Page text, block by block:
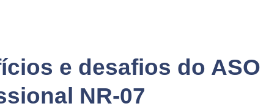
e desafios do ASO
NR-07